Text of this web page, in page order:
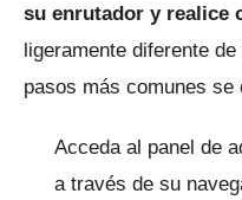
su enrutador y realice
ligeramente diferente
pasos más comunes se
Acceda al panel de
a través de su